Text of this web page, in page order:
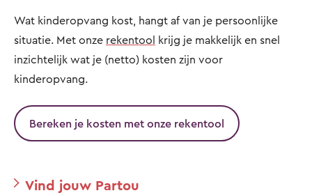
Wat kinderopvang kost, hangt af van je persoonlijke
situatie. Met onze rekentool krijg je makkelijk en snel
inzichtelijk wat je (netto) kosten zijn voor
kinderopvang.
Bereken je kosten met onze rekentool
Vind jouw Partou